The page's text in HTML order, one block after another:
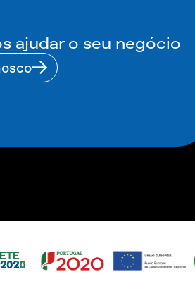
ajudar o seu negócio